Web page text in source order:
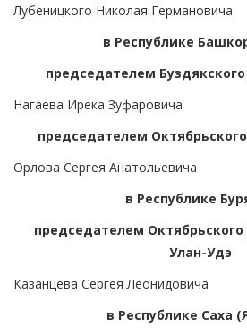
Лубеницкого Николая Германовича
в Республике
председателем
Нагаева Ирека Зуфаровича
председателем
Орлова Сергея Анатольевича
в Республике
председателем Октябрьского
Улан-Удэ
Казанцева Сергея Леонидовича
в Республике Саха